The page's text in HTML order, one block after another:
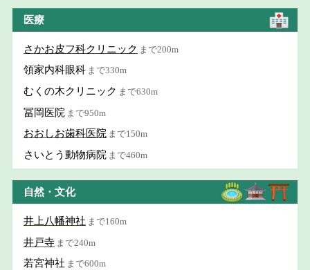
医療
さかお皮フ科クリニック まで200m
領家内科眼科 まで330m
むくの木クリニック まで630m
冨岡医院 まで950m
おおしお歯科医院 まで150m
さいとう動物病院 まで460m
自然・文化
井上八幡神社 まで160m
井戸寺 まで240m
若宮神社 まで600m